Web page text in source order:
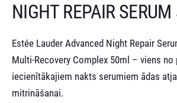
NIGHT REPAIR
Estée Lauder Advanced Night Repair
Multi-Recovery Complex 50ml – viens no
iecienītākajiem nakts serumiem ādas
mitrināšanai.